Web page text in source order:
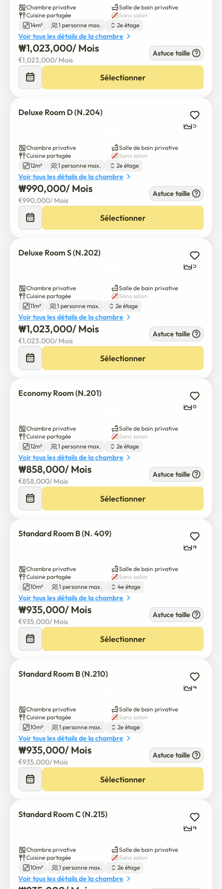
Le bâtiment est moderne et bien isolé.
Mais comme le quartier est très calme, les sons peuvent
porter la nuit.
Nous vous demandons votre compréhension et votre
considération.
Situé dans un studio résidentiel, il est beaucoup plus calme
De nombreux restaurants et commodités sont à
proximité, ce qui facilite la vie quotidienne.
À seulement 2 minutes à pied de la gare d'Anam (sortie 1
ou 2) sur la ligne 6.
Chambre privative
Salle de bain privative
Cuisine partagée
Sans salon
14m²
1 personne max. 2e étage
Voir tous les détails de la chambre
₩1,023,000/ Mois
€1,023,000/ Mois
Astuce taille
Sélectionner
Deluxe Room D (N.204)
5
Chambre privative
Salle de bain privative
Cuisine partagée
Sans salon
12m²
1 personne max. 2e étage
Voir tous les détails de la chambre
₩990,000/ Mois
€990,000/ Mois
Astuce taille
Sélectionner
Deluxe Room S (N.202)
5
Chambre privative
Salle de bain privative
Cuisine partagée
Sans salon
11m²
1 personne max. 2e étage
Voir tous les détails de la chambre
₩1,023,000/ Mois
€1,023,000/ Mois
Astuce taille
Sélectionner
Economy Room (N.201)
6
Chambre privative
Salle de bain privative
Cuisine partagée
Sans salon
12m²
1 personne max. 2e étage
Voir tous les détails de la chambre
₩858,000/ Mois
€858,000/ Mois
Astuce taille
Sélectionner
Standard Room B (N. 409)
4
Chambre privative
Salle de bain privative
Cuisine partagée
Sans salon
10m²
1 personne max. 4e étage
Voir tous les détails de la chambre
₩935,000/ Mois
€935,000/ Mois
Astuce taille
Sélectionner
Standard Room B (N.210)
4
Chambre privative
Salle de bain privative
Cuisine partagée
Sans salon
10m²
1 personne max. 2e étage
Voir tous les détails de la chambre
₩935,000/ Mois
€935,000/ Mois
Astuce taille
Sélectionner
Standard Room C (N.215)
4
Chambre privative
Salle de bain privative
Cuisine partagée
Sans salon
10m²
1 personne max. 2e étage
Voir tous les détails de la chambre